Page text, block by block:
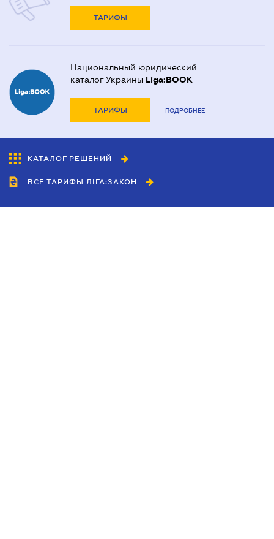
ТАРИФЫ
Национальный юридический
каталог Украины Liga:BOOK
ТАРИФЫ ПОДРОБНЕЕ
КАТАЛОГ РЕШЕНИЙ
ВСЕ ТАРИФЫ ЛІГА:ЗАКОН